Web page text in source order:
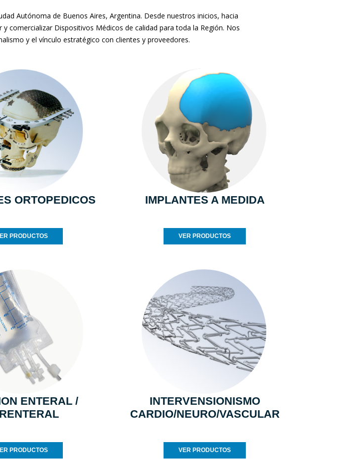
Autónoma de Buenos Aires, Argentina. Desde nuestros inicios, hacia
comercializar Dispositivos Médicos de calidad para toda la Región. Nos
y el vínculo estratégico con clientes y proveedores.
ORTOPEDICOS
PRODUCTOS
IMPLANTES A MEDIDA
VER PRODUCTOS
ENTERAL /
PRODUCTOS
INTERVENSIONISMO
CARDIO/NEURO/VASCULAR
VER PRODUCTOS